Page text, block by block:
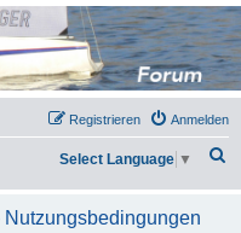
Anmelden
Registrieren
Select Language ▼